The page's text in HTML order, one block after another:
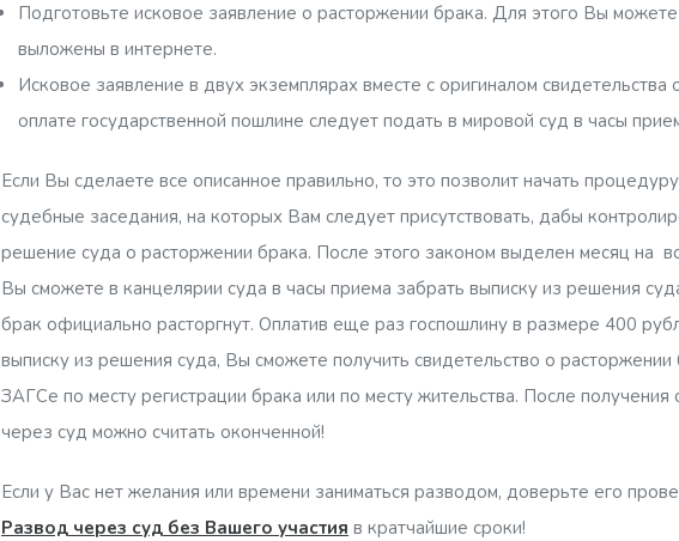
Подготовьте исковое заявление о расторжении брака. Для этого Вы
выложены в интернете.
Исковое заявление в двух экземплярах вместе с оригиналом
оплате государственной пошлине следует подать в мировой суд в часы
Если Вы сделаете все описанное правильно, то это позволит начать
судебные заседания, на которых Вам следует присутствовать, дабы
решение суда о расторжении брака. После этого законом выделен месяц на
Вы сможете в канцелярии суда в часы приема забрать выписку из решения
брак официально расторгнут. Оплатив еще раз госпошлину в размере 400
выписку из решения суда, Вы сможете получить свидетельство о
ЗАГСе по месту регистрации брака или по месту жительства. После
через суд можно считать оконченной!
Если у Вас нет желания или времени заниматься разводом, доверьте его
Развод через суд без Вашего участия в кратчайшие сроки!